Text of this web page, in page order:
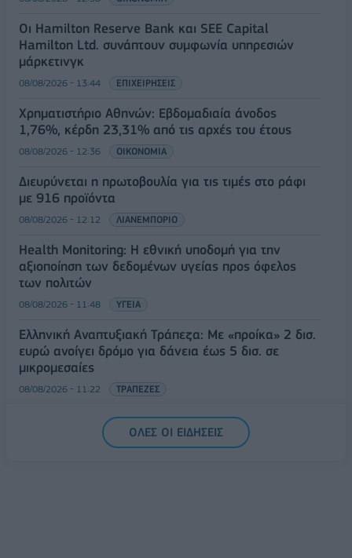
Οι Hamilton Reserve Bank και SEE Capital
Hamilton Ltd. συνάπτουν συμφωνία υπηρεσιών
μάρκετινγκ
08/08/2026 - 13:44 ΕΠΙΧΕΙΡΗΣΕΙΣ
Χρηματιστήριο Αθηνών: Εβδομαδιαία άνοδος
1,76%, κέρδη 23,31% από τις αρχές του έτους
08/08/2026 - 12:36 ΟΙΚΟΝΟΜΙΑ
Διευρύνεται η πρωτοβουλία για τις τιμές στο ράφι
με 916 προϊόντα
08/08/2026 - 12:12 ΛΙΑΝΕΜΠΟΡΙΟ
Health Monitoring: Η εθνική υποδομή για την
αξιοποίηση των δεδομένων υγείας προς όφελος
των πολιτών
08/08/2026 - 11:48 ΥΓΕΙΑ
Ελληνική Αναπτυξιακή Τράπεζα: Με «προίκα» 2 δισ.
ευρώ ανοίγει δρόμο για δάνεια έως 5 δισ. σε
μικρομεσαίες
08/08/2026 - 11:22 ΤΡΑΠΕΖΕΣ
5G παντού, 6G στον ορίζοντα: Πού βρίσκεται η
Ελλάδα στη μεγάλη τεχνολογική μετάβαση
ΟΛΕΣ ΟΙ ΕΙΔΗΣΕΙΣ